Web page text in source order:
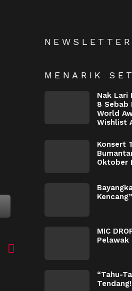
NEWSLETTER
MENARIK
Nak Lari
8 Sebab
World
Wishlist
Konsert
Oktober
MIC
Pelawak
“Tahu-